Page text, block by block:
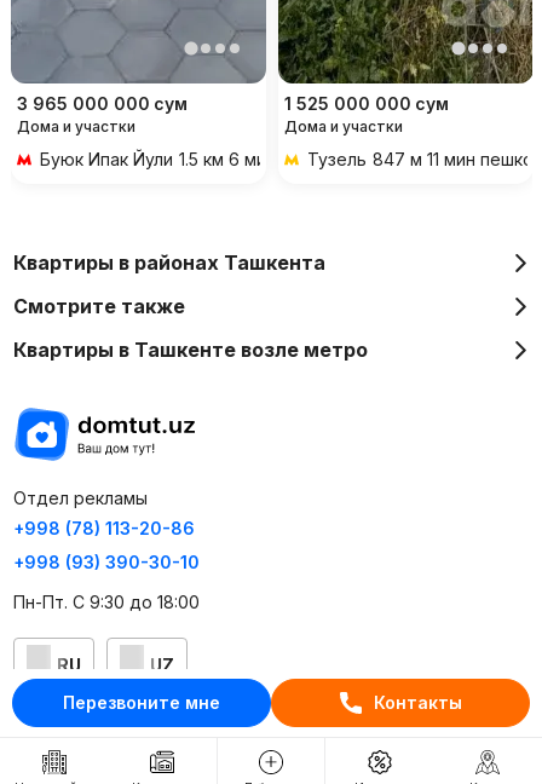
Перезвоните мне Контакты
3 965 000 000 сум
Дома и участки
Буюк Ипак Йули 1.5 км 6 мин на транспорте
1 525 000 000 сум
Дома и участки
Тузель 847 м 11 мин
Квартиры в районах Ташкента
Смотрите также
Квартиры в Ташкенте возле метро
Отдел рекламы
+998 (78) 113-20-86
+998 (93) 390-30-10
Пн-Пт. С 9:30 до 18:00
RU UZ
Контакты
О проекте